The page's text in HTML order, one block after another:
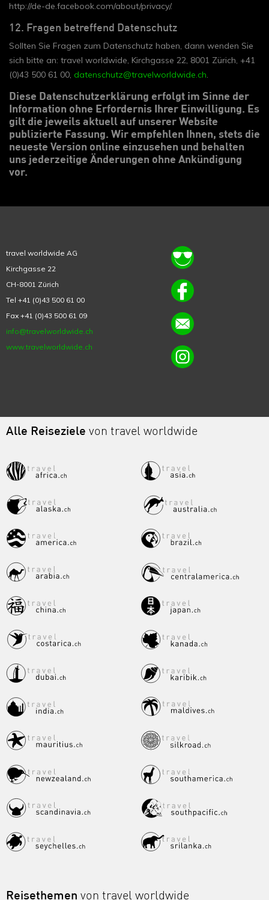
http://de-de.facebook.com/about/privacy/.
12. Fragen betreffend Datenschutz
Sollten Sie Fragen zum Datenschutz haben, dann wenden Sie
sich bitte an: travel worldwide, Kirchgasse 22, 8001 Zürich, +41
(0)43 500 61 00, datenschutz@travelworldwide.ch.
Diese Datenschutzerklärung erfolgt im Sinne der
Information ohne Erfordernis Ihrer Einwilligung. Es
gilt die jeweils aktuell auf unserer Website
publizierte Fassung. Wir empfehlen Ihnen, stets die
neueste Version online einzusehen und behalten
uns jederzeitige Änderungen ohne Ankündigung
vor.
travel worldwide AG
Kirchgasse 22
CH-8001 Zürich
Tel +41 (0)43 500 61 00
Fax +41 (0)43 500 61 09
info@travelworldwide.ch
www.travelworldwide.ch
Alle Reiseziele von travel worldwide
Reisethemen von travel worldwide